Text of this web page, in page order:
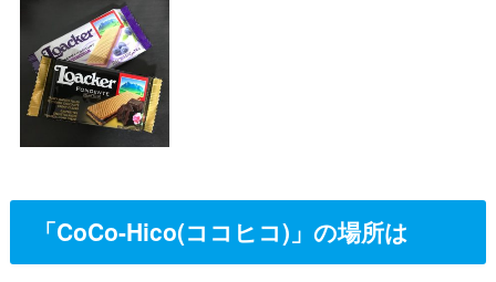
「CoCo-Hico(ココヒコ)」の場所は